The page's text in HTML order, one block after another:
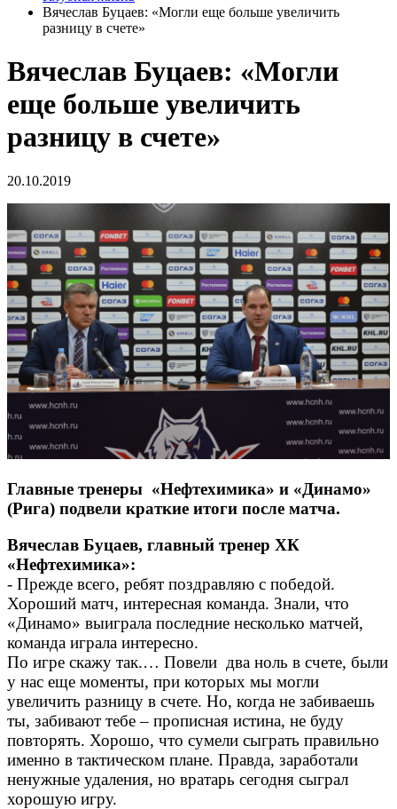
Вячеслав Буцаев: «Могли еще больше увеличить
разницу в счете»
Вячеслав Буцаев: «Могли
еще больше увеличить
разницу в счете»
20.10.2019
Главные тренеры «Нефтехимика» и «Динамо»
(Рига) подвели краткие итоги после матча.
Вячеслав Буцаев, главный тренер ХК
«Нефтехимика»:
- Прежде всего, ребят поздравляю с победой.
Хороший матч, интересная команда. Знали, что
«Динамо» выиграла последние несколько матчей,
команда играла интересно.
По игре скажу так.… Повели два ноль в счете, были
у нас еще моменты, при которых мы могли
увеличить разницу в счете. Но, когда не забиваешь
ты, забивают тебе – прописная истина, не буду
повторять. Хорошо, что сумели сыграть правильно
именно в тактическом плане. Правда, заработали
ненужные удаления, но вратарь сегодня сыграл
хорошую игру.